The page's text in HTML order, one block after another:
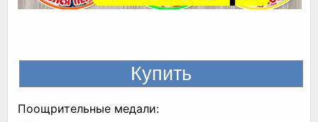
Поощрительные медали: